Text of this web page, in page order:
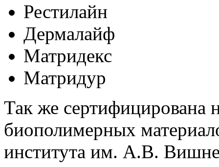
Рестилайн
Дермалайф
Матридекс
Матридур
Так же сертифицирована
биополимерных
института им. А.В.